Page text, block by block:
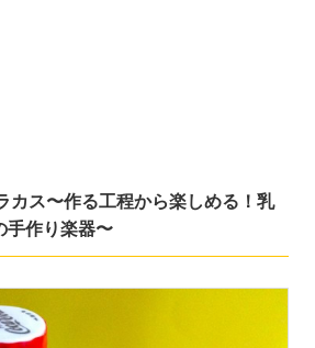
カス〜作る工程から楽しめる！乳
手作り楽器〜